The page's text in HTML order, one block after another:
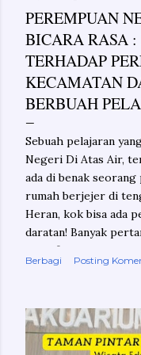
i
n
g
a
n
PEREMPUAN
BICARA RASA :
TERHADAP
KECAMATAN
BERBUAH
Sebuah pelajaran
Negeri Di Atas Air,
ada di benak
rumah berjejer di
Heran, kok bisa ada
daratan! Banyak
dikonfirmasikan
tentang rasa-rasa
shock! Mungkin
sungai yang begitu
lalui. Terlebih jika
Berbagi Posting